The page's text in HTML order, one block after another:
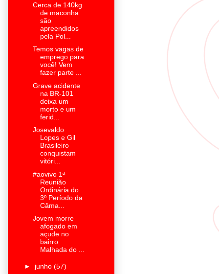
Cerca de 140kg
de maconha
são
apreendidos
pela Pol...
Temos vagas de
emprego para
você! Vem
fazer parte ...
Grave acidente
na BR-101
deixa um
morto e um
ferid...
Josevaldo
Lopes e Gil
Brasileiro
conquistam
vitóri...
#aovivo 1ª
Reunião
Ordinária do
3º Período da
Câma...
Jovem morre
afogado em
açude no
bairro
Malhada do ...
► junho (57)